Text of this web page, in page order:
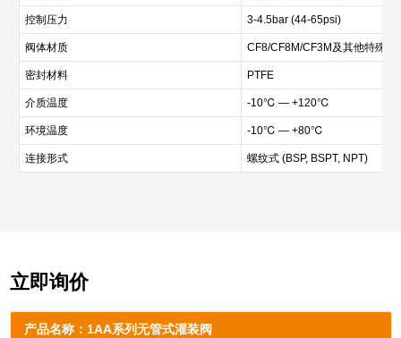
控制压力 3-4.5bar (44-65psi)
阀体材质 CF8/CF8M/CF3M及其他特殊材
密封材料 PTFE
介质温度 -10℃ — +120℃
环境温度 -10℃ — +80℃
连接形式 螺纹式 (BSP, BSPT, NPT)
立即询价
产品名称：1AA系列无管式灌装阀